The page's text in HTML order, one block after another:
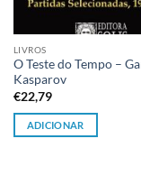
LIVROS
O Teste do Tempo –
Kasparov
€22,79
ADICIONAR